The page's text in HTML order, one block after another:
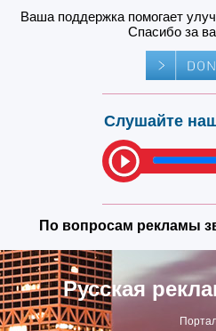
Ваша поддержка помогает
Спасибо за
Слушайте
По вопросам рекламы
Русская